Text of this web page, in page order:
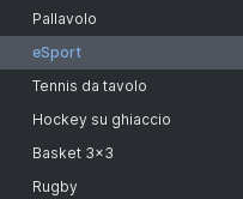
-
Geekay Esports
2nd map
Virtus.Pro
-
WL Star Series
H2H CS. 2X2
Dota 2
Asgard Championship. Bo3
Berserk League
LoL
Pallavolo
eSport
Tennis da tavolo
Hockey su ghiaccio
Basket 3x3
Rugby